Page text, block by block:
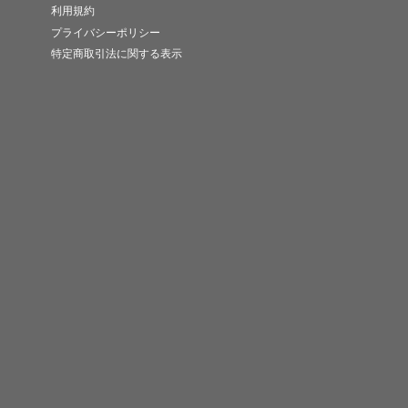
利用規約
プライバシーポリシー
特定商取引法に関する表示